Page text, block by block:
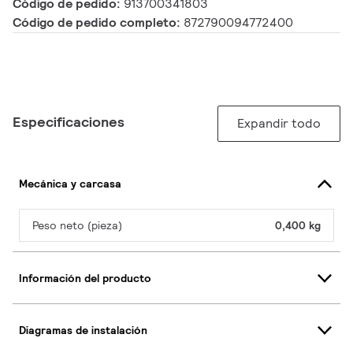
Código de pedido: 913700341803
Código de pedido completo: 872790094772400
Especificaciones Expandir todo
Mecánica y carcasa
Peso neto (pieza) 0,400 kg
Información del producto
Diagramas de instalación